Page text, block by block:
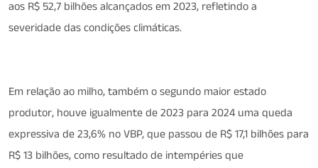
aos R$ 52,7 bilhões alcançados em 2023, refletindo a
severidade das condições climáticas.
Em relação ao milho, também o segundo maior estado
produtor, houve igualmente de 2023 para 2024 uma queda
expressiva de 23,6% no VBP, que passou de R$ 17,1 bilhões para
R$ 13 bilhões, como resultado de intempéries que